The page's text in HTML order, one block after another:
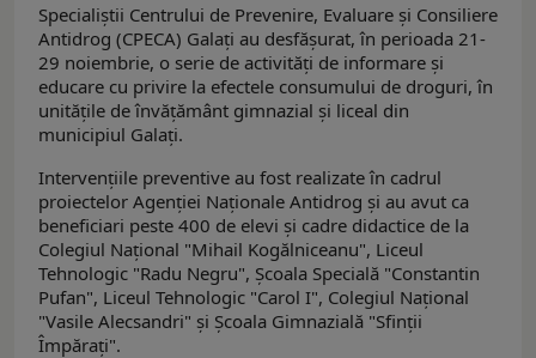
Specialiștii Centrului de Prevenire, Evaluare și Consiliere
Antidrog (CPECA) Galați au desfășurat, în perioada 21-
29 noiembrie, o serie de activități de informare și
educare cu privire la efectele consumului de droguri, în
unitățile de învățământ gimnazial și liceal din
municipiul Galați.
Intervențiile preventive au fost realizate în cadrul
proiectelor Agenției Naționale Antidrog și au avut ca
beneficiari peste 400 de elevi și cadre didactice de la
Colegiul Național "Mihail Kogălniceanu", Liceul
Tehnologic "Radu Negru", Școala Specială "Constantin
Pufan", Liceul Tehnologic "Carol I", Colegiul Național
"Vasile Alecsandri" și Școala Gimnazială "Sfinții
Împărați".